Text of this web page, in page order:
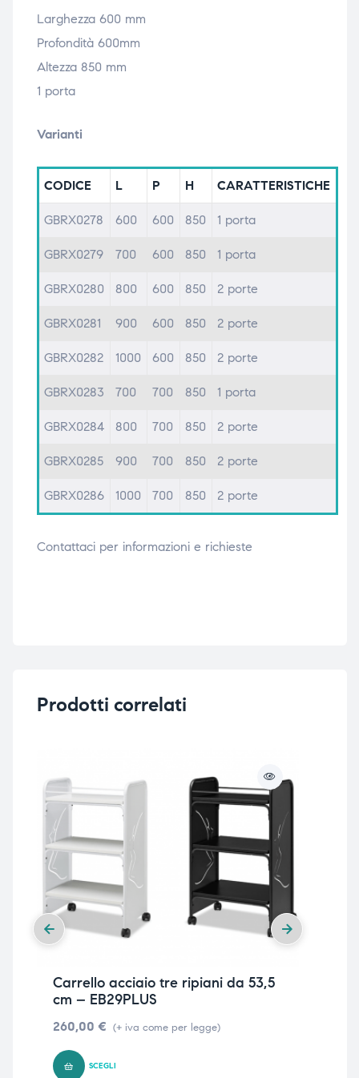
Larghezza 600 mm
Profondità 600mm
Altezza 850 mm
1 porta
Varianti
CODICE L P H CARATTERISTICHE
GBRX0278 600 600 850 1 porta
GBRX0279 700 600 850 1 porta
GBRX0280 800 600 850 2 porte
GBRX0281 900 600 850 2 porte
GBRX0282 1000 600 850 2 porte
GBRX0283 700 700 850 1 porta
GBRX0284 800 700 850 2 porte
GBRX0285 900 700 850 2 porte
GBRX0286 1000 700 850 2 porte
Contattaci per informazioni e richieste
Prodotti correlati
Carrello acciaio tre ripiani da 53,5
cm – EB29PLUS
260,00 € (+ iva come per legge)
SCEGLI